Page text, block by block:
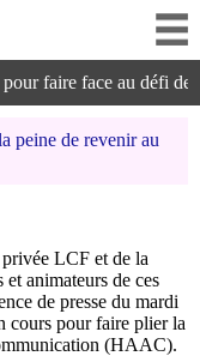
faire face au défi de
peine de revenir au
LCF et de la
animateurs de ces
de presse du mardi
cours pour faire plier la
(HAAC).